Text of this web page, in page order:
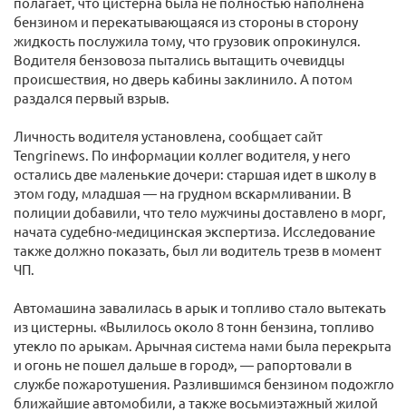
бензином и перекатывающаяся из стороны в сторону
жидкость послужила тому, что грузовик опрокинулся.
Водителя бензовоза пытались вытащить очевидцы
происшествия, но дверь кабины заклинило. А потом
раздался первый взрыв.
Личность водителя установлена, сообщает сайт
Tengrinews. По информации коллег водителя, у него
остались две маленькие дочери: старшая идет в школу в
этом году, младшая — на грудном вскармливании. В
полиции добавили, что тело мужчины доставлено в морг,
начата судебно-медицинская экспертиза. Исследование
также должно показать, был ли водитель трезв в момент
ЧП.
Автомашина завалилась в арык и топливо стало вытекать
из цистерны. «Вылилось около 8 тонн бензина, топливо
утекло по арыкам. Арычная система нами была перекрыта
и огонь не пошел дальше в город», — рапортовали в
службе пожаротушения. Разлившимся бензином подожгло
ближайшие автомобили, а также восьмиэтажный жилой